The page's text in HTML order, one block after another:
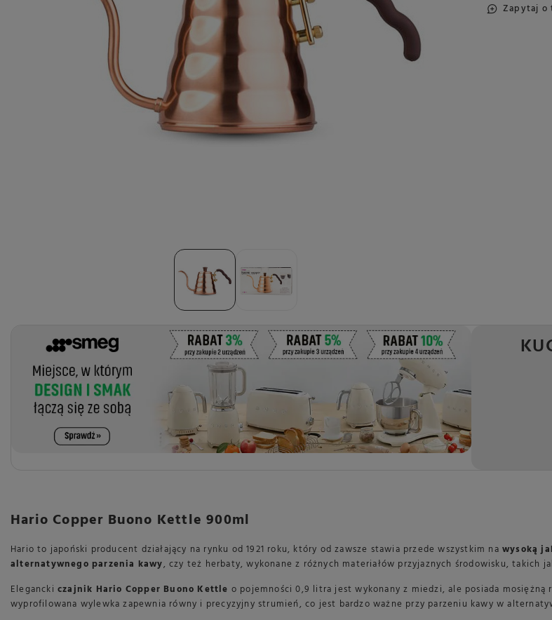
Zapytaj o
Hario Copper Buono Kettle 900ml
Hario to japoński producent działający na rynku od 1921 roku, który od zawsze stawia przede wszystkim na wysoką
alternatywnego parzenia kawy, czy też herbaty, wykonane z różnych materiałów przyjaznych środowisku, takich
Elegancki czajnik Hario Copper Buono Kettle o pojemności 0,9 litra jest wykonany z miedzi, ale posiada
wyprofilowana wylewka zapewnia równy i precyzyjny strumień, co jest bardzo ważne przy parzeniu kawy w